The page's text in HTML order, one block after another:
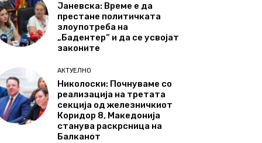
Јаневска: Време е да
престане политичката
злоупотреба на
„Бадентер“ и да се усвојат
законите
АКТУЕЛНО
Николоски: Почнуваме со
реализација на третата
секција од железничкиот
Коридор 8, Македонија
станува раскрсница на
Балканот